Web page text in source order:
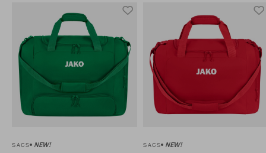
SACS NEW! SACS NEW!